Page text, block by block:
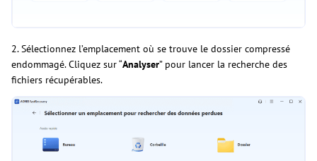
2. Sélectionnez l’emplacement où se trouve le dossier compressé
endommagé. Cliquez sur “Analyser” pour lancer la recherche des
fichiers récupérables.